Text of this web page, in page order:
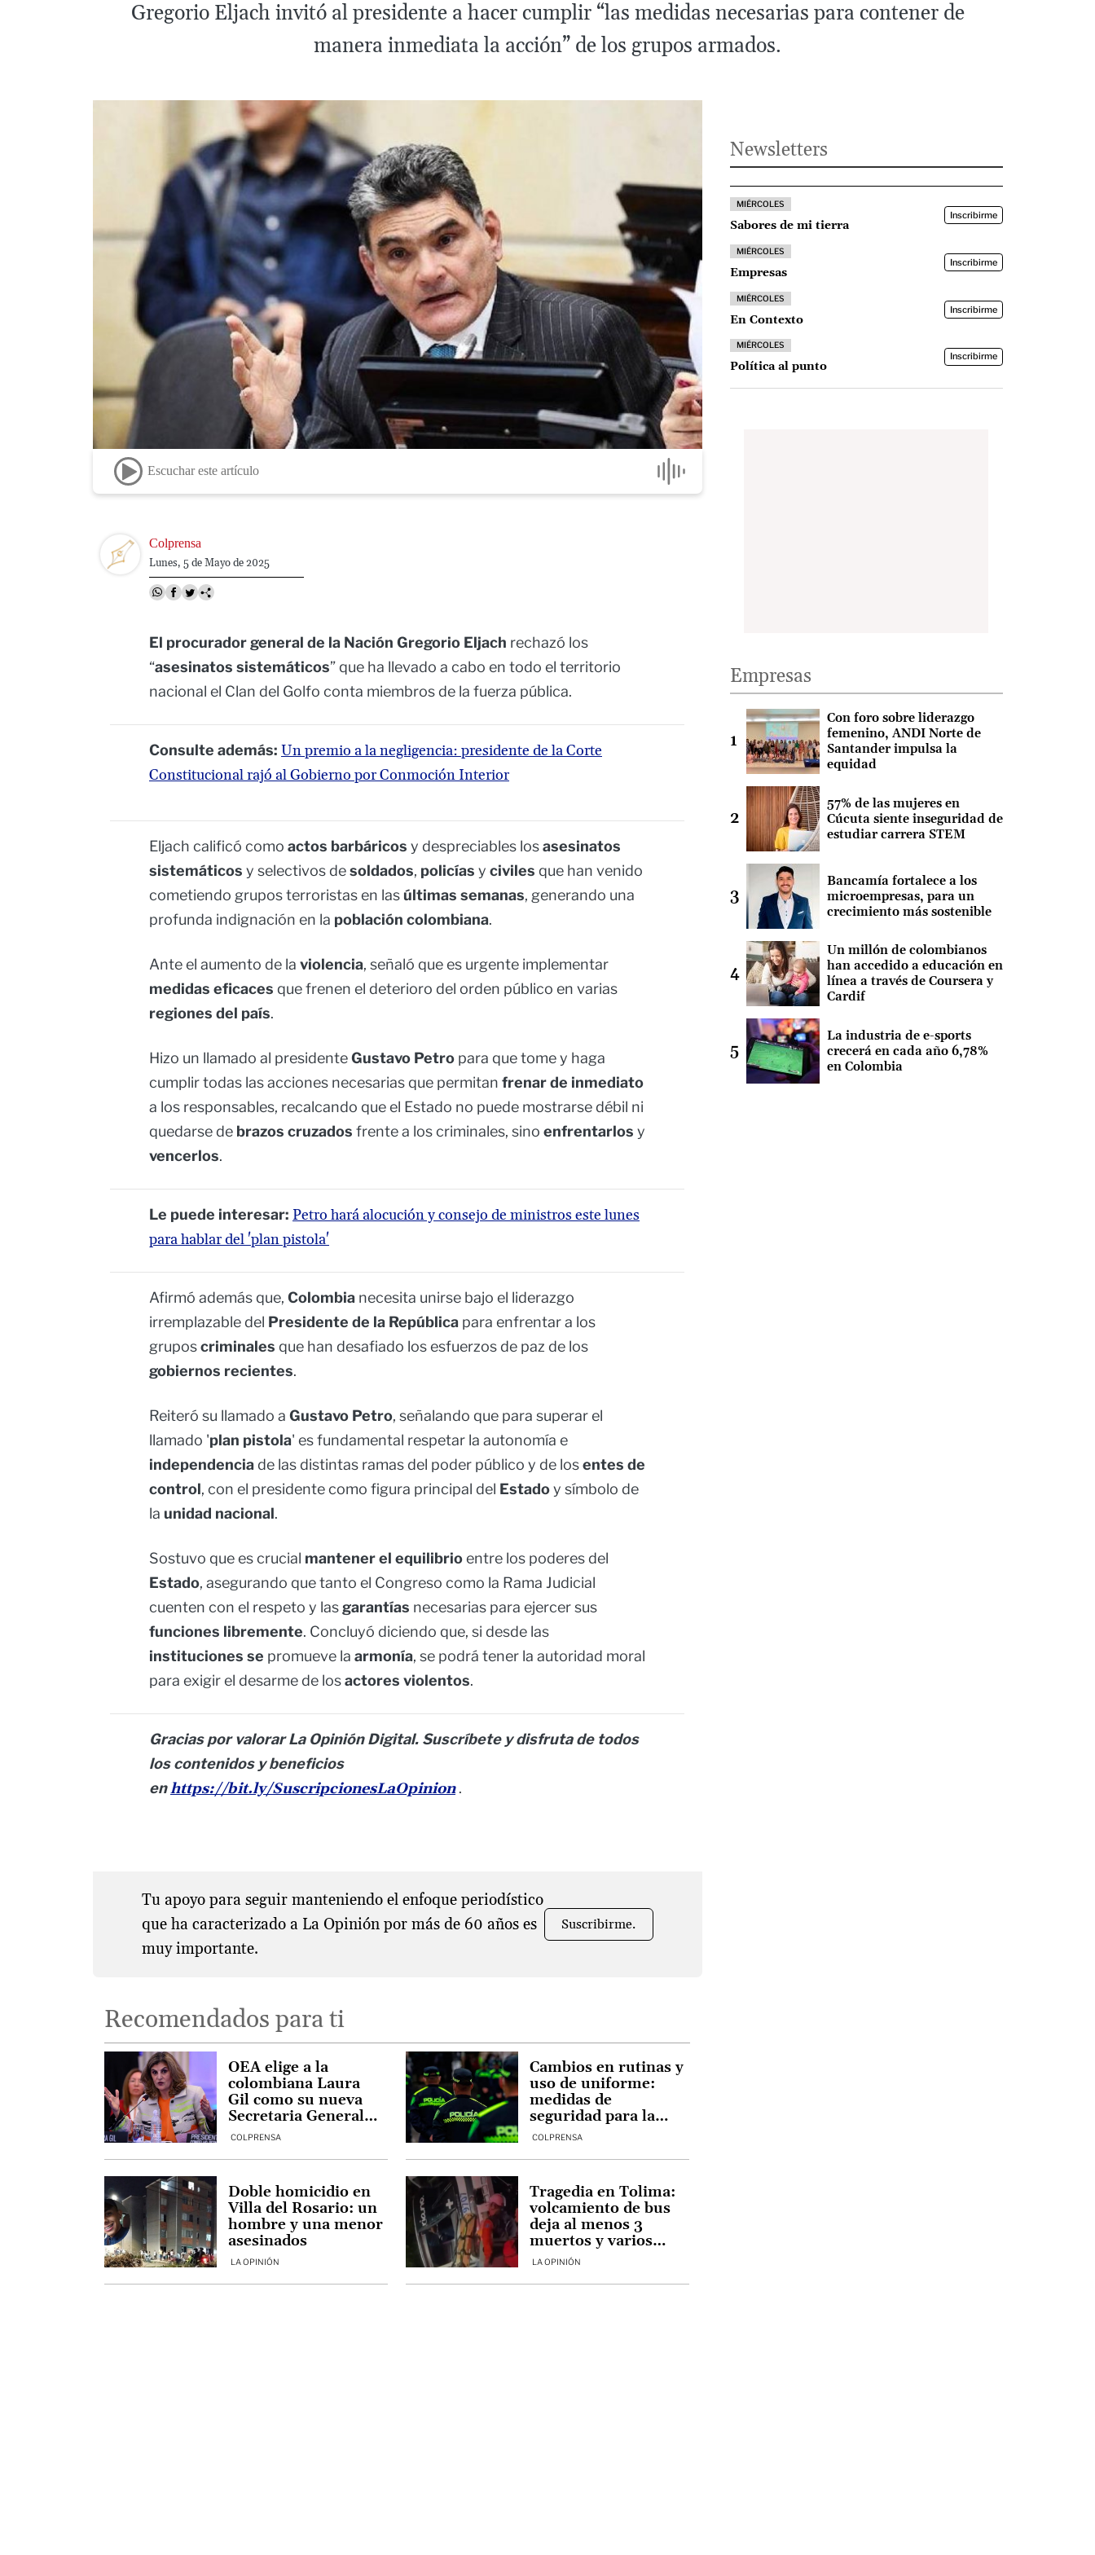
Gregorio Eljach invitó al presidente a hacer cumplir “las medidas necesarias para contener de
manera inmediata la acción” de los grupos armados.
Escuchar este artículo
Image Colprensa
Lunes, 5 de Mayo de 2025
El procurador general de la Nación Gregorio Eljach rechazó los
“asesinatos sistemáticos” que ha llevado a cabo en todo el territorio
nacional el Clan del Golfo conta miembros de la fuerza pública.
Consulte además: Un premio a la negligencia: presidente de la Corte
Constitucional rajó al Gobierno por Conmoción Interior
Eljach calificó como actos barbáricos y despreciables losasesinatos
sistemáticos y selectivos desoldados, policías y civiles que han venido
cometiendo grupos terroristas en las últimas semanas, generando una
profunda indignación en la población colombiana.
Ante el aumento de la violencia, señaló que es urgente implementar
medidas eficaces que frenen el deterioro del orden público en varias
regiones del país.
Hizo un llamado al presidenteGustavo Petro para que tome y haga
cumplir todas las acciones necesarias que permitan frenar de inmediato
a los responsables, recalcando que el Estado no puede mostrarse débil ni
quedarse de brazos cruzados frente a los criminales, sino enfrentarlos y
vencerlos.
Le puede interesar: Petro hará alocución y consejo de ministros este lunes
para hablar del 'plan pistola'
Afirmó además que, Colombia necesita unirse bajo el liderazgo
irremplazable del Presidente de la República para enfrentar a los
gruposcriminales que han desafiado los esfuerzos de paz de los
gobiernos recientes.
Reiteró su llamado a Gustavo Petro, señalando que para superar el
llamado 'plan pistola' es fundamental respetar la autonomía e
independenciade las distintas ramas del poder público y de losentes de
control, con el presidente como figura principal del Estadoy símbolo de
la unidad nacional.
Sostuvo que es crucial mantener el equilibrioentre los poderes del
Estado, asegurando que tanto el Congreso como la Rama Judicial
cuenten con el respeto y las garantías necesarias para ejercer sus
funciones libremente. Concluyó diciendo que, si desde las
instituciones se promueve la armonía, se podrá tener la autoridad moral
para exigir el desarme de losactores violentos.
Gracias por valorar La Opinión Digital. Suscríbete y disfruta de todos
los contenidos y beneficios
enhttps://bit.ly/SuscripcionesLaOpinion.
Tu apoyo para seguir manteniendo el enfoque periodístico
que ha caracterizado a La Opinión por más de 60 años es
muy importante.
Suscribirme.
Recomendados para ti
COLPRENSA
OEA elige a la
colombiana Laura
Gil como su nueva
Secretaria General
Adjunta
COLPRENSA
Cambios en rutinas y
uso de uniforme:
medidas de
seguridad para la
Fuerza Pública en
LA OPINIÓN
Doble homicidio en
Villa del Rosario: un
hombre y una menor
asesinados
LA OPINIÓN
Tragedia en Tolima:
volcamiento de bus
deja al menos 3
muertos y varios
heridos
Newsletters
MIÉRCOLES
Sabores de mi tierra
Inscribirme
MIÉRCOLES
Empresas
Inscribirme
MIÉRCOLES
En Contexto
Inscribirme
MIÉRCOLES
Política al punto
Inscribirme
Empresas
Con foro sobre liderazgo
femenino, ANDI Norte de
Santander impulsa la
equidad
57% de las mujeres en
Cúcuta siente inseguridad de
estudiar carrera STEM
Bancamía fortalece a los
microempresas, para un
crecimiento más sostenible
Un millón de colombianos
han accedido a educación en
línea a través de Coursera y
Cardif
La industria de e-sports
crecerá en cada año 6,78%
en Colombia